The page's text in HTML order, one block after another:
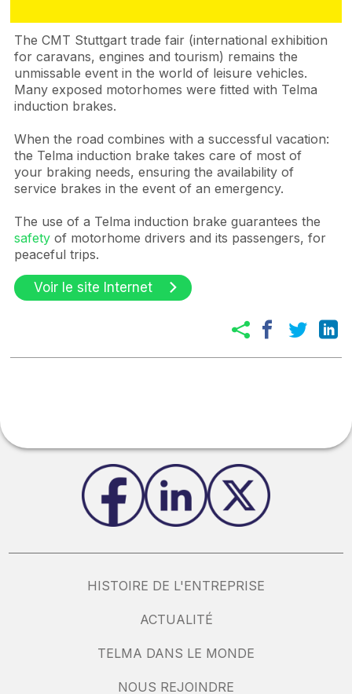
The CMT Stuttgart trade fair (international exhibition
for caravans, engines and tourism) remains the
unmissable event in the world of leisure vehicles.
Many exposed motorhomes were fitted with Telma
induction brakes.
When the road combines with a successful vacation:
the Telma induction brake takes care of most of
your braking needs, ensuring the availability of
service brakes in the event of an emergency.
The use of a Telma induction brake guarantees the
safety of motorhome drivers and its passengers, for
peaceful trips.
Voir le site Internet
HISTOIRE DE L'ENTREPRISE
ACTUALITÉ
TELMA DANS LE MONDE
NOUS REJOINDRE